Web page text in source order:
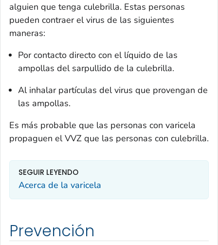
alguien que tenga culebrilla. Estas personas
pueden contraer el virus de las siguientes
maneras:
Por contacto directo con el líquido de las
ampollas del sarpullido de la culebrilla.
Al inhalar partículas del virus que provengan de
las ampollas.
Es más probable que las personas con varicela
propaguen el VVZ que las personas con culebrilla.
SEGUIR LEYENDO
Acerca de la varicela
Prevención